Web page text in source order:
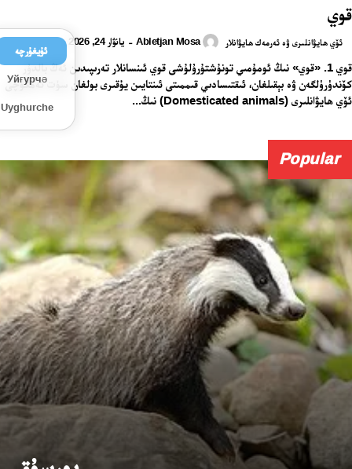
قوي
ئۆي ھايۋانلىرى ۋە ئەرمەك ھايۋانلار Abletjan Mosa
- يانۋار 24, 2026
قوي 1. «قوي» نىڭ ئومۇمىي تونۇشتۇرۇلۇشى قوي ئىنسانلار تەرىپىدىن ئەڭ بالدۇر
كۆندۈرۈلگەن ۋە بېقىلغان، ئىقتىسادىي قىممىتى ئىنتايىن يۇقىرى بولغان سۈت ئەمگۈچى
ئۆي ھايۋانلىرى (Domesticated animals) نىڭ...
Popular
ئۇيغۇرچە
Уйғурчә
Uyghurche